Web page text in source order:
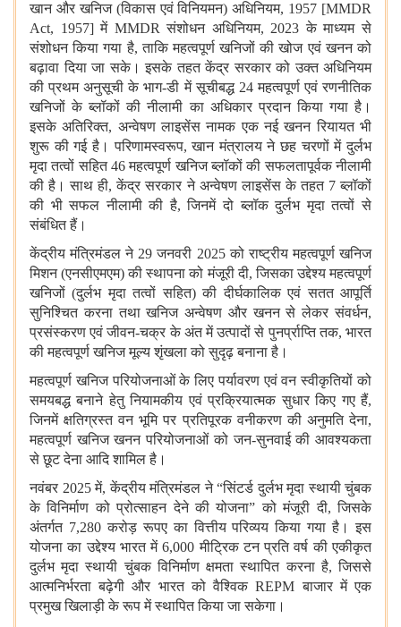
खान और खनिज (विकास एवं विनियमन) अधिनियम, 1957 [MMDR
Act, 1957] में MMDR संशोधन अधिनियम, 2023 के माध्यम से
संशोधन किया गया है, ताकि महत्वपूर्ण खनिजों की खोज एवं खनन को
बढ़ावा दिया जा सके। इसके तहत केंद्र सरकार को उक्त अधिनियम
की प्रथम अनुसूची के भाग-डी में सूचीबद्ध 24 महत्वपूर्ण एवं रणनीतिक
खनिजों के ब्लॉकों की नीलामी का अधिकार प्रदान किया गया है।
इसके अतिरिक्त, अन्वेषण लाइसेंस नामक एक नई खनन रियायत भी
शुरू की गई है। परिणामस्वरूप, खान मंत्रालय ने छह चरणों में दुर्लभ
मृदा तत्वों सहित 46 महत्वपूर्ण खनिज ब्लॉकों की सफलतापूर्वक नीलामी
की है। साथ ही, केंद्र सरकार ने अन्वेषण लाइसेंस के तहत 7 ब्लॉकों
की भी सफल नीलामी की है, जिनमें दो ब्लॉक दुर्लभ मृदा तत्वों से
संबंधित हैं।
केंद्रीय मंत्रिमंडल ने 29 जनवरी 2025 को राष्ट्रीय महत्वपूर्ण खनिज
मिशन (एनसीएमएम) की स्थापना को मंजूरी दी, जिसका उद्देश्य महत्वपूर्ण
खनिजों (दुर्लभ मृदा तत्वों सहित) की दीर्घकालिक एवं सतत आपूर्ति
सुनिश्चित करना तथा खनिज अन्वेषण और खनन से लेकर संवर्धन,
प्रसंस्करण एवं जीवन-चक्र के अंत में उत्पादों से पुनर्प्राप्ति तक, भारत
की महत्वपूर्ण खनिज मूल्य शृंखला को सुदृढ़ बनाना है।
महत्वपूर्ण खनिज परियोजनाओं के लिए पर्यावरण एवं वन स्वीकृतियों को
समयबद्ध बनाने हेतु नियामकीय एवं प्रक्रियात्मक सुधार किए गए हैं,
जिनमें क्षतिग्रस्त वन भूमि पर प्रतिपूरक वनीकरण की अनुमति देना,
महत्वपूर्ण खनिज खनन परियोजनाओं को जन-सुनवाई की आवश्यकता
से छूट देना आदि शामिल है।
नवंबर 2025 में, केंद्रीय मंत्रिमंडल ने “सिंटर्ड दुर्लभ मृदा स्थायी चुंबक
के विनिर्माण को प्रोत्साहन देने की योजना” को मंजूरी दी, जिसके
अंतर्गत 7,280 करोड़ रूपए का वित्तीय परिव्यय किया गया है। इस
योजना का उद्देश्य भारत में 6,000 मीट्रिक टन प्रति वर्ष की एकीकृत
दुर्लभ मृदा स्थायी चुंबक विनिर्माण क्षमता स्थापित करना है, जिससे
आत्मनिर्भरता बढ़ेगी और भारत को वैश्विक REPM बाजार में एक
प्रमुख खिलाड़ी के रूप में स्थापित किया जा सकेगा।